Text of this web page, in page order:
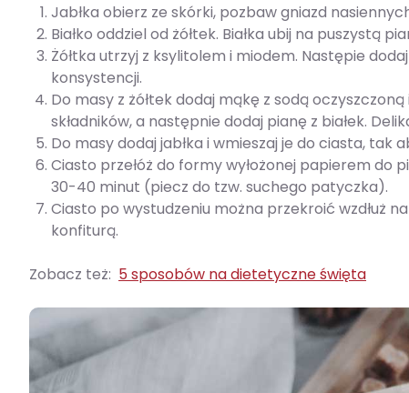
Jabłka obierz ze skórki, pozbaw gniazd
Białko oddziel od żółtek. Białka ubij na puszystą
Żółtka utrzyj z ksylitolem i miodem. Następie
konsystencji.
Do masy z żółtek dodaj mąkę z sodą
składników, a następnie dodaj pianę z białek.
Do masy dodaj jabłka i wmieszaj je do ciasta, tak
Ciasto przełóż do formy wyłożonej papierem do
30-40 minut (piecz do tzw. suchego patyczka).
Ciasto po wystudzeniu można przekroić wzdłuż
konfiturą.
Zobacz też: 5 sposobów na dietetyczne święta